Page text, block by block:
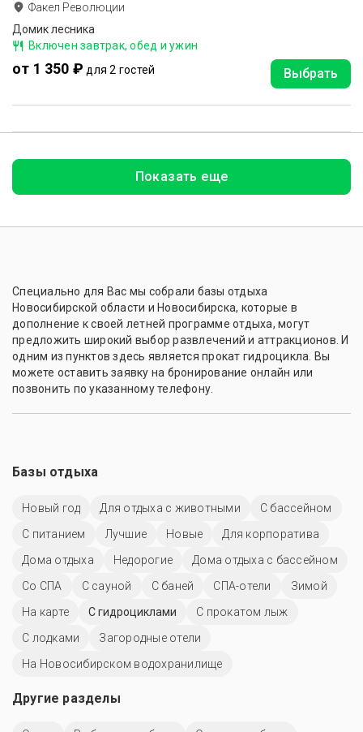
Факел Революции
Домик лесника
Включен завтрак, обед и ужин
от 1 350 ₽ для 2 гостей Выбрать
Показать еще
Специально для Вас мы собрали базы отдыха
Новосибирской области и Новосибирска, которые в
дополнение к своей летней программе отдыха, могут
предложить широкий выбор развлечений и аттракционов. И
одним из пунктов здесь является прокат гидроцикла. Вы
можете оставить заявку на бронирование онлайн или
позвонить по указанному телефону.
Базы отдыха
Новый год Для отдыха с животными
С бассейном
С питанием
Лучшие Новые
Для корпоратива
Дома отдыха
Недорогие
Дома отдыха с бассейном
Со СПА
С сауной С баней СПА-отели
Зимой
На карте
С гидроциклами
С прокатом лыж
С лодками
Загородные отели
На Новосибирском водохранилище
Другие разделы